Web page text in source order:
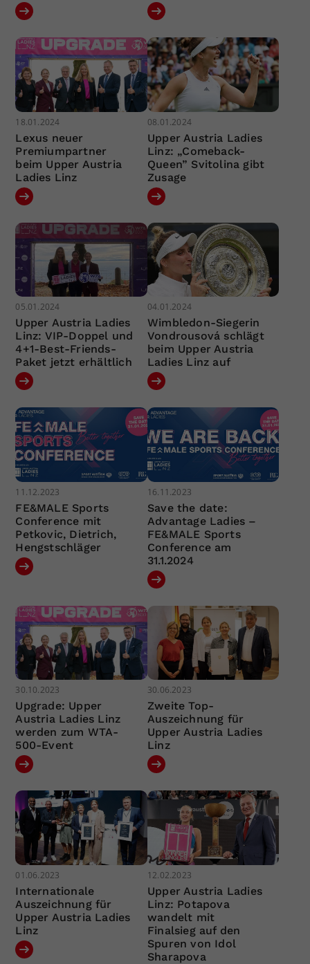
18.01.2024
Lexus neuer
Premiumpartner
beim Upper Austria
Ladies Linz
08.01.2024
Upper Austria Ladies
Linz: „Comeback-
Queen” Svitolina gibt
Zusage
05.01.2024
Upper Austria Ladies
Linz: VIP-Doppel und
4+1-Best-Friends-
Paket jetzt erhältlich
04.01.2024
Wimbledon-Siegerin
Vondrousová schlägt
beim Upper Austria
Ladies Linz auf
11.12.2023
FE&MALE Sports
Conference mit
Petkovic, Dietrich,
Hengstschläger
16.11.2023
Save the date:
Advantage Ladies –
FE&MALE Sports
Conference am
31.1.2024
30.10.2023
Upgrade: Upper
Austria Ladies Linz
werden zum WTA-
500-Event
30.06.2023
Zweite Top-
Auszeichnung für
Upper Austria Ladies
Linz
01.06.2023
Internationale
Auszeichnung für
Upper Austria Ladies
Linz
12.02.2023
Upper Austria Ladies
Linz: Potapova
wandelt mit
Finalsieg auf den
Spuren von Idol
Sharapova